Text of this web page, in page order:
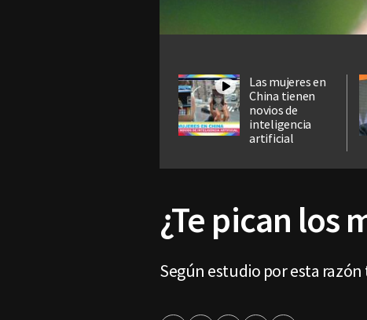
Las mujeres en
China tienen
novios de
inteligencia
artificial
¿Te pican los
Según estudio por esta